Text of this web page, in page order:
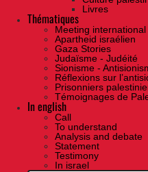
Livres
Thématiques
Meeting
Apartheid israélien
Gaza Stories
Judaïsme - Judéité
Sionisme -
Réflexions sur
Prisonniers
Témoignages de
In english
Call
To understand
Analysis and debate
Statement
Testimony
In israel